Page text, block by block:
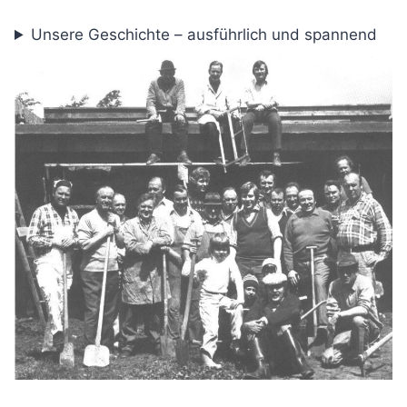
Unsere Geschichte – ausführlich und spannend